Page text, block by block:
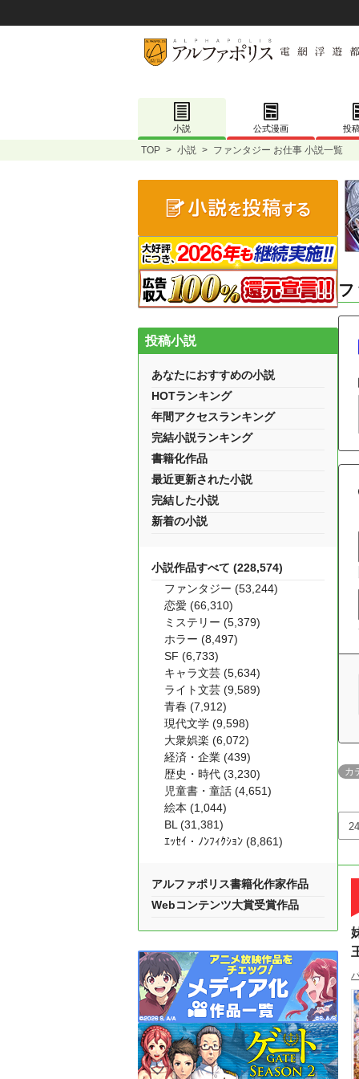
小説 公式漫画 投
TOP > 小説 > ファンタジー お仕事 小説一覧
カ
投稿小説
あなたにおすすめの小説
HOTランキング
年間アクセスランキング
完結小説ランキング
書籍化作品
最近更新された小説
完結した小説
新着の小説
小説作品すべて (228,574)
ファンタジー (53,244)
恋愛 (66,310)
ミステリー (5,379)
ホラー (8,497)
SF (6,733)
キャラ文芸 (5,634)
ライト文芸 (9,589)
青春 (7,912)
現代文学 (9,598)
大衆娯楽 (6,072)
経済・企業 (439)
歴史・時代 (3,230)
児童書・童話 (4,651)
絵本 (1,044)
BL (31,381)
ｴｯｾｲ・ﾉﾝﾌｨｸｼｮﾝ (8,861)
アルファポリス書籍化作家作品
Webコンテンツ大賞受賞作品